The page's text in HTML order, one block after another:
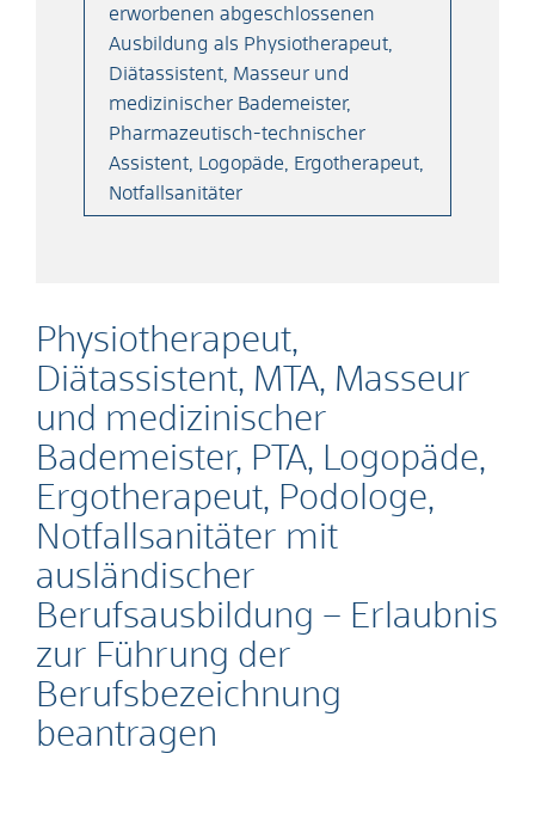
Physiotherapeut,
Diätassistent, MTA, Masseur
und medizinischer
Bademeister, PTA, Logopäde,
Ergotherapeut, Podologe,
Notfallsanitäter mit
ausländischer
Berufsausbildung – Erlaubnis
zur Führung der
Berufsbezeichnung
beantragen
erworbenen abgeschlossenen
Ausbildung als Physiotherapeut,
Diätassistent, Masseur und
medizinischer Bademeister,
Pharmazeutisch-technischer
Assistent, Logopäde, Ergotherapeut,
Notfallsanitäter